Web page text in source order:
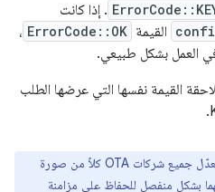
. إذا كانت
القيمة ErrorCode::OK ،
القيمة نفسها التي عرضها الطلب
تتطلّب هذه العملية أن تعدّل جميع شركات OTA كلاً من صورة
بشكل منفصل للحفاظ على مزامنة